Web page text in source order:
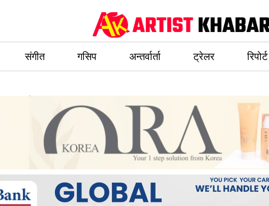
संगीत गसिप अन्तर्वार्ता ट्रेलर रिपोर्ट